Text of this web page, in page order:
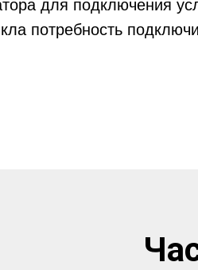
для подключения
потребность